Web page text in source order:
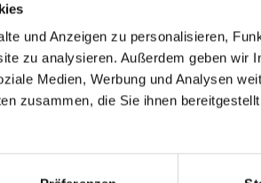
und Anzeigen zu personalisieren,
zu analysieren. Außerdem geben wir
Medien, Werbung und Analysen
zusammen, die Sie ihnen
Hausnummer
Telefon
E-